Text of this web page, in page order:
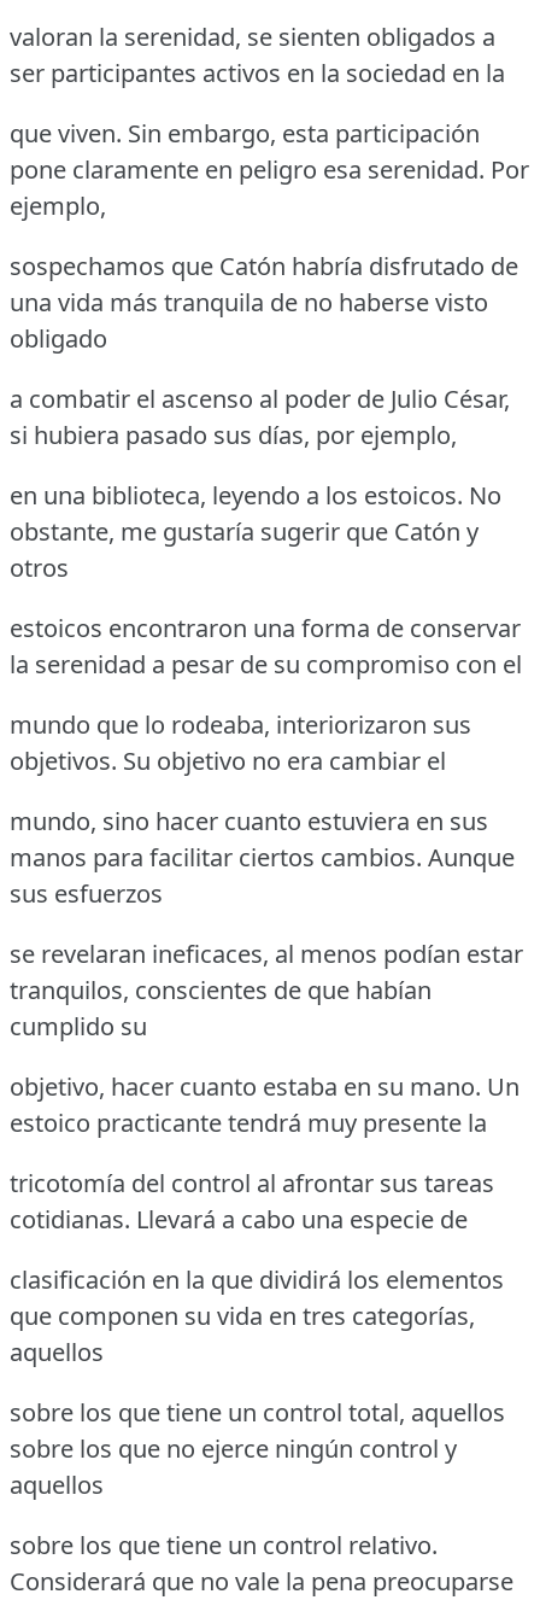
valoran la serenidad, se sienten obligados a
ser participantes activos en la sociedad en la
que viven. Sin embargo, esta participación
pone claramente en peligro esa serenidad. Por
ejemplo,
sospechamos que Catón habría disfrutado de
una vida más tranquila de no haberse visto
obligado
a combatir el ascenso al poder de Julio César,
si hubiera pasado sus días, por ejemplo,
en una biblioteca, leyendo a los estoicos. No
obstante, me gustaría sugerir que Catón y
otros
estoicos encontraron una forma de conservar
la serenidad a pesar de su compromiso con el
mundo que lo rodeaba, interiorizaron sus
objetivos. Su objetivo no era cambiar el
mundo, sino hacer cuanto estuviera en sus
manos para facilitar ciertos cambios. Aunque
sus esfuerzos
se revelaran ineficaces, al menos podían estar
tranquilos, conscientes de que habían
cumplido su
objetivo, hacer cuanto estaba en su mano. Un
estoico practicante tendrá muy presente la
tricotomía del control al afrontar sus tareas
cotidianas. Llevará a cabo una especie de
clasificación en la que dividirá los elementos
que componen su vida en tres categorías,
aquellos
sobre los que tiene un control total, aquellos
sobre los que no ejerce ningún control y
aquellos
sobre los que tiene un control relativo.
Considerará que no vale la pena preocuparse